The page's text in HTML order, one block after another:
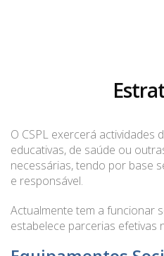
O CSPL exercerá actividades
educativas, de saúde ou
necessárias, tendo por base
e responsável.
Actualmente tem a funcionar
estabelece parcerias efetivas